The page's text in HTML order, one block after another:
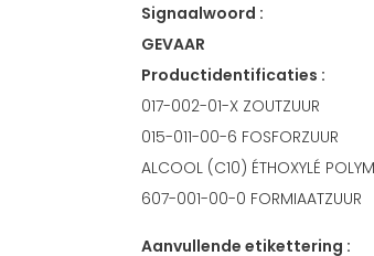
Signaalwoord :
GEVAAR
Productidentificaties :
017-002-01-X ZOUTZUUR
015-011-00-6 FOSFORZUUR
ALCOOL (C10) ÉTHOXYLÉ
607-001-00-0 FORMIAATZUUR
Aanvullende etikettering :